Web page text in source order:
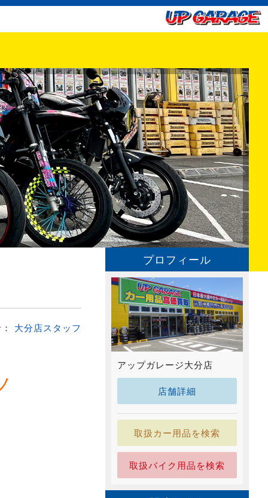
大分店スタッフ
プロフィール
アップガレージ大分店
店舗詳細
取扱カー用品を検索
取扱バイク用品を検索